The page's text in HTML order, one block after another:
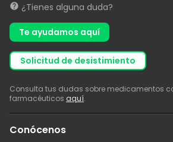
¿Tienes alguna duda?
Te ayudamos aquí
solicitud de desistimiento
Consulta tus dudas sobre medicamentos
farmacéuticos aquí.
Conócenos